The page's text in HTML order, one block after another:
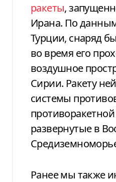
ракеты,
Ирана. По
Турции, снаряд
во время его
воздушное
Сирии. Ракету
системы
развернутые в
Ранее мы также